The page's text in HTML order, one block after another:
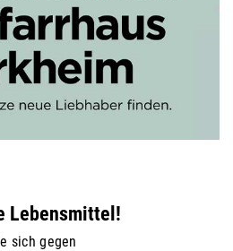
Lebensmittel!
sich gegen